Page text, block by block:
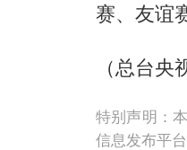
赛、友谊
（总台
特别声明：
信息发布平台